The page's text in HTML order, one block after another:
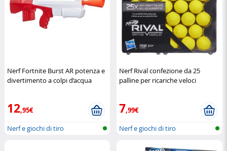
Nerf Fortnite Burst AR potenza e
divertimento a colpi d’acqua
12,95€
Nerf e giochi di tiro
Nerf Rival confezione da 25
palline per ricariche veloci
7,99€
Nerf e giochi di tiro